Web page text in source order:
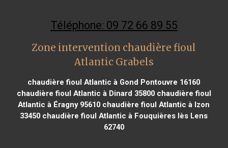
Téléphone: 09 72 66 89 55
Zone intervention chaudière fioul
Atlantic Grabels
chaudière fioul Atlantic à Gond Pontouvre 16160
chaudière fioul Atlantic à Dinard 35800chaudière fioul
Atlantic à Éragny 95610 chaudière fioul Atlantic à Izon
33450 chaudière fioul Atlantic à Fouquières lès Lens
62740